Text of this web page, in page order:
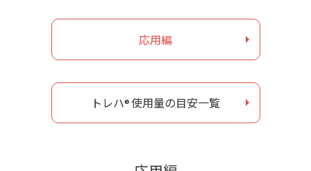
応用編
トレハ®使用量の目安一覧